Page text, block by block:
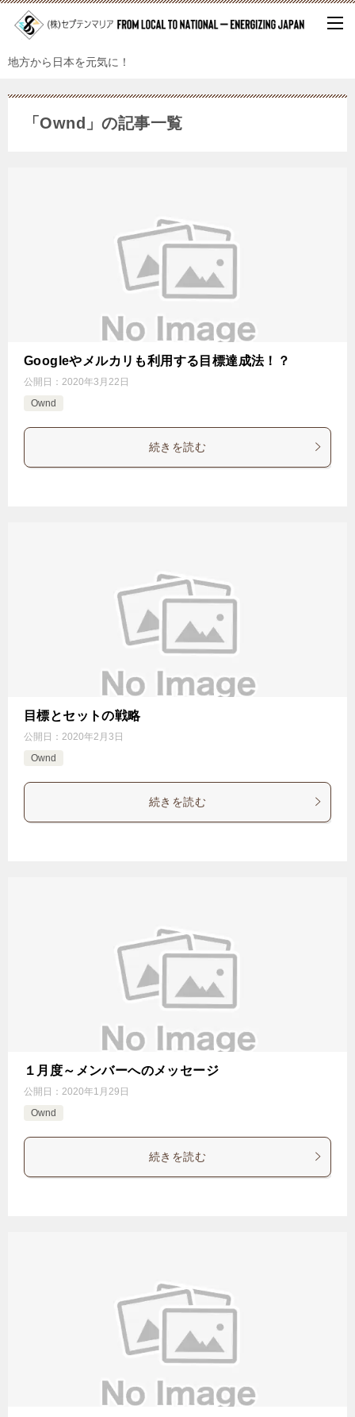
地方から日本を元気に！
「Ownd」の記事一覧
Googleやメルカリも利用する目標達成法！？
公開日： 2020年3月22日
Ownd
続きを読む
目標とセットの戦略
公開日： 2020年2月3日
Ownd
続きを読む
１月度～メンバーへのメッセージ
公開日： 2020年1月29日
Ownd
続きを読む